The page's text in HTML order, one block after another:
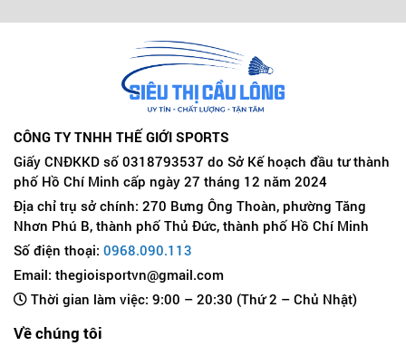
CÔNG TY TNHH THẾ GIỚI SPORTS
Giấy CNĐKKD số 0318793537 do Sở Kế hoạch đầu tư thành
phố Hồ Chí Minh cấp ngày 27 tháng 12 năm 2024
Địa chỉ trụ sở chính: 270 Bưng Ông Thoàn, phường Tăng
Nhơn Phú B, thành phố Thủ Đức, thành phố Hồ Chí Minh
Số điện thoại: 0968.090.113
Email: thegioisportvn@gmail.com
Thời gian làm việc: 9:00 – 20:30 (Thứ 2 – Chủ Nhật)
Về chúng tôi